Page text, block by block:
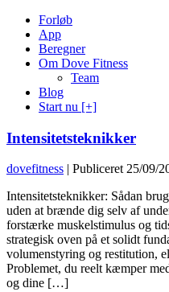
Forløb
App
Beregner
Om Dove Fitness
Team
Blog
Start nu [+]
Intensitetsteknikker
dovefitness | Publiceret 25/09/
Intensitetsteknikker: Sådan
uden at brænde dig selv af
forstærke muskelstimulus og
strategisk oven på et solidt
volumenstyring og restitution,
Problemet, du reelt kæmper
og dine […]